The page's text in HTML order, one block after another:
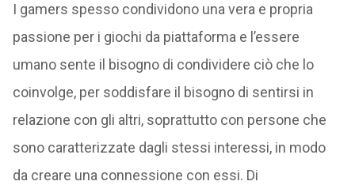
I gamers spesso condividono una vera e propria
passione per i giochi da piattaforma e l’essere
umano sente il bisogno di condividere ciò che lo
coinvolge, per soddisfare il bisogno di sentirsi in
relazione con gli altri, soprattutto con persone che
sono caratterizzate dagli stessi interessi, in modo
da creare una connessione con essi. Di